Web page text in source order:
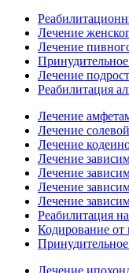
Лечение
Лечение
Лечение
Реабилитация
Лечение
Лечение
Лечение
Лечение
Лечение
Лечение
Лечение
Реабилитация
Кодирование от
Лечение